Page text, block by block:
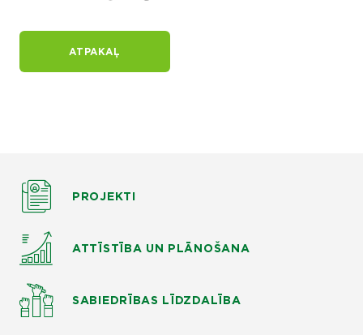
ATPAKAĻ
PROJEKTI
ATTĪSTĪBA UN PLĀNOŠANA
SABIEDRĪBAS LĪDZDALĪBA